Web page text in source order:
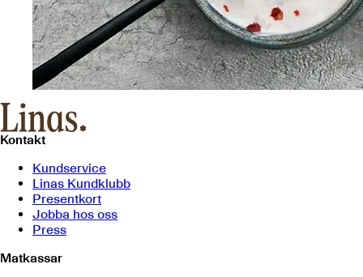
Kontakt
Kundservice
Linas Kundklubb
Presentkort
Jobba hos oss
Press
Matkassar